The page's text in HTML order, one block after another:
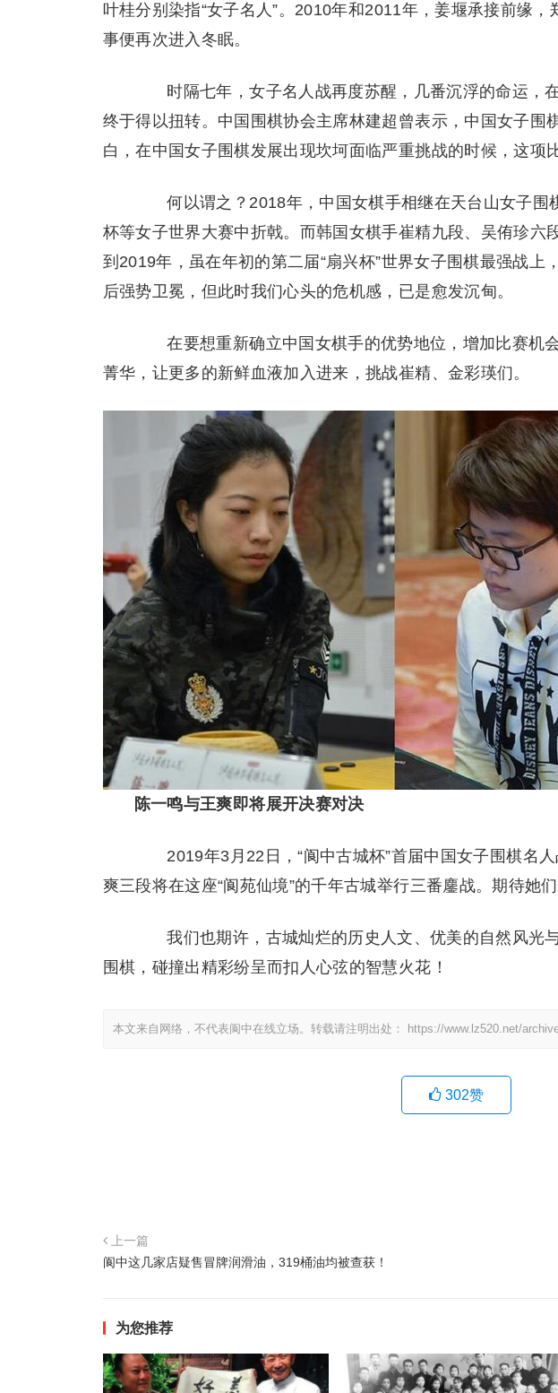
叶桂分别染指“女子名人”。2010年和2011年，姜堰承接前缘
事便再次进入冬眠。
时隔七年，女子名人战再度苏醒，几番沉浮的命运，
终于得以扭转。中国围棋协会主席林建超曾表示，中国女子围
白，在中国女子围棋发展出现坎坷面临严重挑战的时候，这项
何以谓之？2018年，中国女棋手相继在天台山女子围
杯等女子世界大赛中折戟。而韩国女棋手崔精九段、吴侑珍六
到2019年，虽在年初的第二届“扇兴杯”世界女子围棋最强战上
后强势卫冕，但此时我们心头的危机感，已是愈发沉甸。
在要想重新确立中国女棋手的优势地位，增加比赛机
菁华，让更多的新鲜血液加入进来，挑战崔精、金彩瑛们。
陈一鸣与王爽即将展开决赛对决
2019年3月22日，“阆中古城杯”首届中国女子围棋名人
爽三段将在这座“阆苑仙境”的千年古城举行三番鏖战。期待她
我们也期许，古城灿烂的历史人文、优美的自然风光
围棋，碰撞出精彩纷呈而扣人心弦的智慧火花！
本文来自网络，不代表阆中在线立场。转载请注明出处： https://www.lz520.net/
302赞
上一篇
阆中这几家店疑售冒牌润滑油，319桶油均被查获！
为您推荐